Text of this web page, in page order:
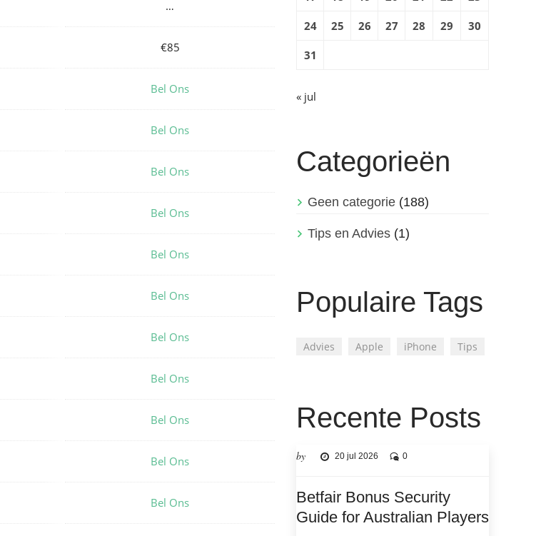
…
€85
Bel Ons
Bel Ons
Bel Ons
Bel Ons
Bel Ons
Bel Ons
Bel Ons
Bel Ons
Bel Ons
Bel Ons
Bel Ons
24 25 26 27 28 29 30
31
« jul
Categorieën
Geen categorie (188)
Tips en Advies (1)
Populaire Tags
Advies Apple iPhone Tips
Recente Posts
by 20 jul 2026 0
Betfair Bonus Security
Guide for Australian Players